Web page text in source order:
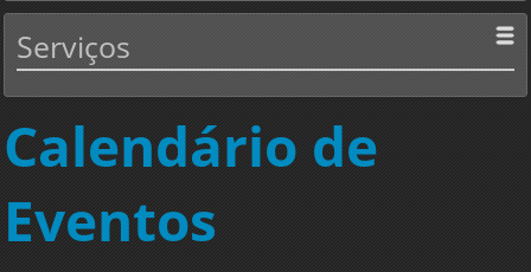
Serviços
Calendário de
Eventos